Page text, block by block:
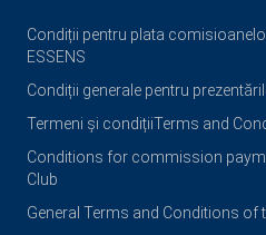
Condiții pentru plata
ESSENS
Condiții generale pentru
Termeni și condițiiTerms and
Conditions for commission
Club
General Terms and Conditions of